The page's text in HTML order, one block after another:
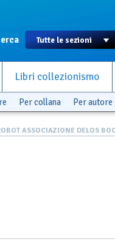
Libri collezionismo
Per collana Per autore
ASSOCIAZIONE DELOS